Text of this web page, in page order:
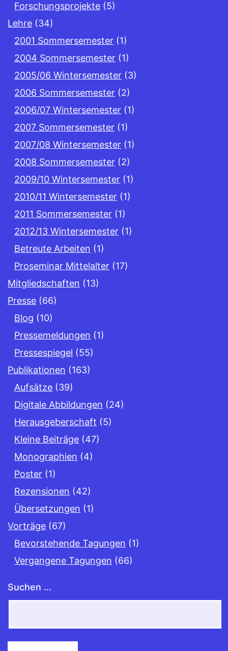
Forschungsprojekte (5)
Lehre (34)
2001 Sommersemester (1)
2004 Sommersemester (1)
2005/06 Wintersemester (3)
2006 Sommersemester (2)
2006/07 Wintersemester (1)
2007 Sommersemester (1)
2007/08 Wintersemester (1)
2008 Sommersemester (2)
2009/10 Wintersemester (1)
2010/11 Wintersemester (1)
2011 Sommersemester (1)
2012/13 Wintersemester (1)
Betreute Arbeiten (1)
Proseminar Mittelalter (17)
Mitgliedschaften (13)
Presse (66)
Blog (10)
Pressemeldungen (1)
Pressespiegel (55)
Publikationen (163)
Aufsätze (39)
Digitale Abbildungen (24)
Herausgeberschaft (5)
Kleine Beiträge (47)
Monographien (4)
Poster (1)
Rezensionen (42)
Übersetzungen (1)
Vorträge (67)
Bevorstehende Tagungen (1)
Vergangene Tagungen (66)
Suchen …